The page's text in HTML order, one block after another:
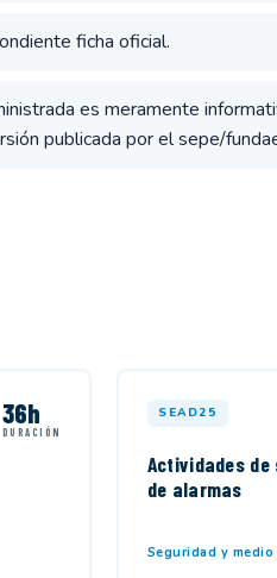
ficha oficial.
es meramente
publicada por el sepe/
36h
DURACIÓN
SEAD25
Actividades
de alarmas
Seguridad y medio